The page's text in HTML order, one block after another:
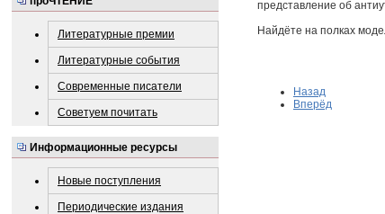
Литературные премии
Литературные события
Современные писатели
Советуем почитать
Информационные ресурсы
Новые поступления
Периодические издания
представление об
Найдёте на полках
Назад
Вперёд